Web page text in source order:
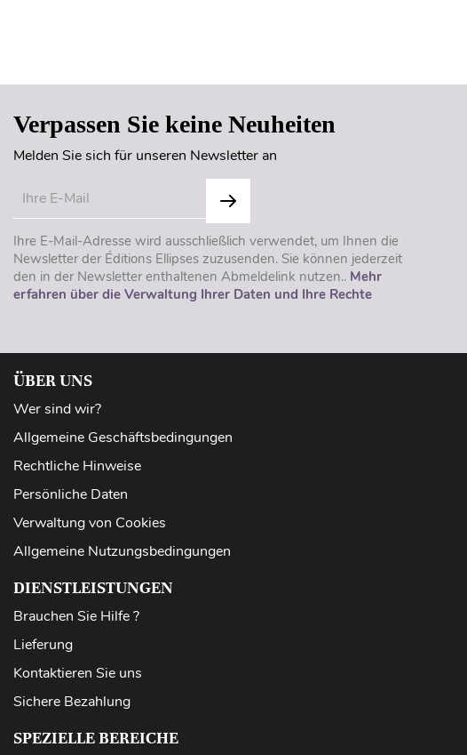
Verpassen Sie keine Neuheiten
Melden Sie sich für unseren Newsletter an
Ihre E-Mail-Adresse wird ausschließlich verwendet, um Ihnen die
Newsletter der Éditions Ellipses zuzusenden. Sie können jederzeit
den in der Newsletter enthaltenen Abmeldelink nutzen.. Mehr
erfahren über die Verwaltung Ihrer Daten und Ihre Rechte
ÜBER UNS
Wer sind wir?
Allgemeine Geschäftsbedingungen
Rechtliche Hinweise
Persönliche Daten
Verwaltung von Cookies
Allgemeine Nutzungsbedingungen
DIENSTLEISTUNGEN
Brauchen Sie Hilfe ?
Lieferung
Kontaktieren Sie uns
Sichere Bezahlung
SPEZIELLE BEREICHE